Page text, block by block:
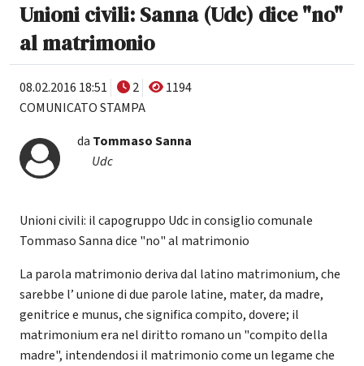
Unioni civili: Sanna (Udc) dice "no"
al matrimonio
08.02.2016 18:51 2
1194
COMUNICATO STAMPA
da Tommaso Sanna
Udc
Unioni civili: il capogruppo Udc in consiglio comunale
Tommaso Sanna dice "no" al matrimonio
La parola matrimonio deriva dal latino matrimonium, che
sarebbe l’ unione di due parole latine, mater, da madre,
genitrice e munus, che significa compito, dovere; il
matrimonium era nel diritto romano un "compito della
madre", intendendosi il matrimonio come un legame che